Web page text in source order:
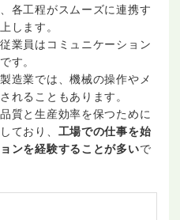
各工程がスムーズに連携す
します。
業員はコミュニケーション
す。
造業では、機械の操作やメ
れることもあります。
質と生産効率を保つために
ており、 工場での仕事を始
ンを経験することが多いで